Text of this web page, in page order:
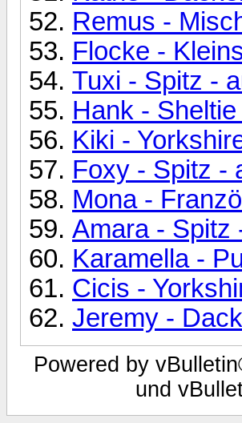
Remus -
Flocke -
Tuxi - Spitz -
Hank -
Kiki -
Foxy - Spitz -
Mona -
Amara - Spitz
Karamella -
Cicis -
Jeremy -
Powered by
und